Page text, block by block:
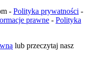
- Polityka prywatności -
prawne - Polityka
lub przeczytaj nasz